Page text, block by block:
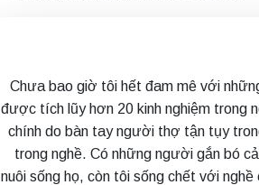
Chưa bao giờ tôi hết đam mê với
được tích lũy hơn 20 kinh nghiệm trong
chính do bàn tay người thợ tận tụy
trong nghề. Có những người gắn bó
nuôi sống họ, còn tôi sống chết với nghề